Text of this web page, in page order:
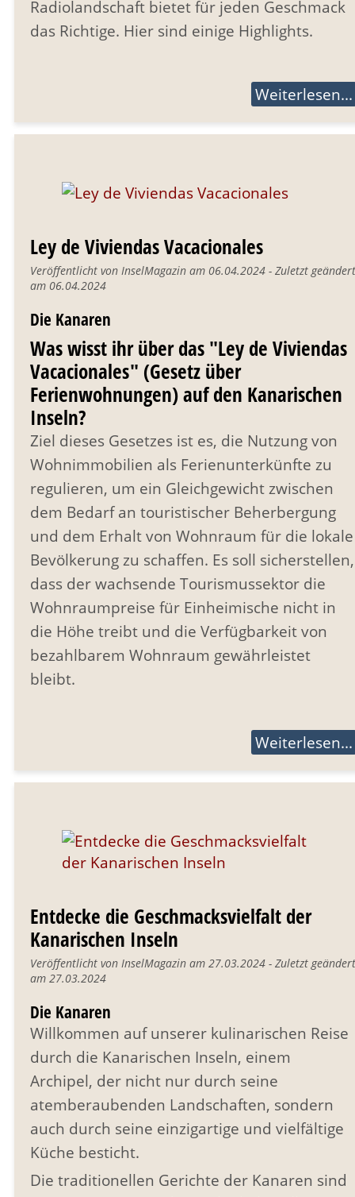
Radiolandschaft bietet für jeden Geschmack
das Richtige. Hier sind einige Highlights.
Weiterlesen...
Ley de Viviendas Vacacionales
Veröffentlicht von InselMagazin am 06.04.2024 - Zuletzt geändert
am 06.04.2024
Die Kanaren
Was wisst ihr über das "Ley de Viviendas
Vacacionales" (Gesetz über
Ferienwohnungen) auf den Kanarischen
Inseln?
Ziel dieses Gesetzes ist es, die Nutzung von
Wohnimmobilien als Ferienunterkünfte zu
regulieren, um ein Gleichgewicht zwischen
dem Bedarf an touristischer Beherbergung
und dem Erhalt von Wohnraum für die lokale
Bevölkerung zu schaffen. Es soll sicherstellen,
dass der wachsende Tourismussektor die
Wohnraumpreise für Einheimische nicht in
die Höhe treibt und die Verfügbarkeit von
bezahlbarem Wohnraum gewährleistet
bleibt.
Weiterlesen...
Entdecke die Geschmacksvielfalt der
Kanarischen Inseln
Veröffentlicht von InselMagazin am 27.03.2024 - Zuletzt geändert
am 27.03.2024
Die Kanaren
Willkommen auf unserer kulinarischen Reise
durch die Kanarischen Inseln, einem
Archipel, der nicht nur durch seine
atemberaubenden Landschaften, sondern
auch durch seine einzigartige und vielfältige
Küche besticht.
Die traditionellen Gerichte der Kanaren sind